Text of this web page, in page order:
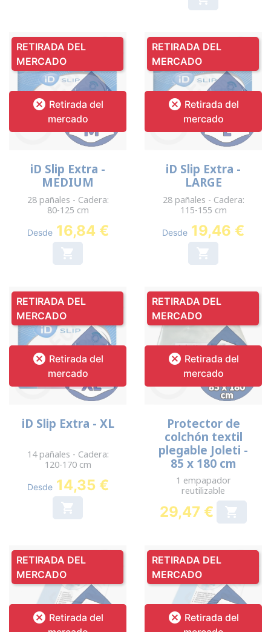
 Retirada del
mercado
iD Slip Extra -
MEDIUM
28 pañales - Cadera:
80-125 cm
Desde 16,84 €

RETIRADA DEL
MERCADO
 Retirada del
mercado
iD Slip Extra -
LARGE
28 pañales - Cadera:
115-155 cm
Desde 19,46 €

RETIRADA DEL
MERCADO
 Retirada del
mercado
iD Slip Extra - XL
14 pañales - Cadera:
120-170 cm
Desde 14,35 €

RETIRADA DEL
MERCADO
 Retirada del
mercado
Protector de
colchón textil
plegable Joleti -
85 x 180 cm
1 empapador
reutilizable
Precio
29,47 € 
RETIRADA DEL
MERCADO
 Retirada del
RETIRADA DEL
MERCADO
 Retirada del
RETIRADA DEL
MERCADO